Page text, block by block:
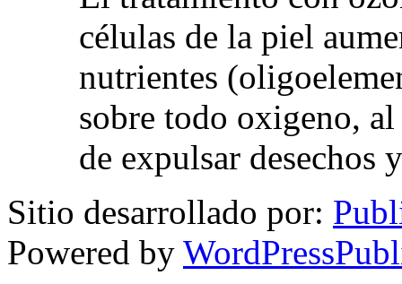
células de la piel
nutrientes
sobre todo oxigeno,
de expulsar
Sitio desarrollado por:
Powered by